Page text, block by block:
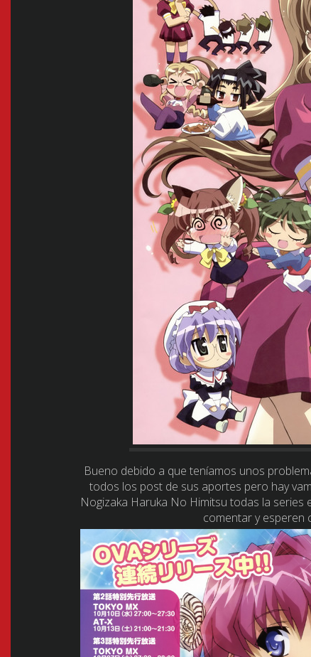
Bueno debido a que teníamos unos
todos los post de sus aportes pero hay
Nogizaka Haruka No Himitsu todas la
comentar y esperen